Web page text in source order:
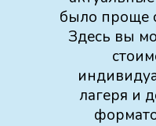
было проще
Здесь вы
лагеря и